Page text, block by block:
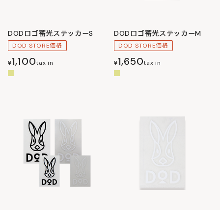
DODロゴ蓄光ステッカーS
DOD STORE価格
¥1,100tax in
DODロゴ蓄光ステッカーM
DOD STORE価格
¥1,650tax in